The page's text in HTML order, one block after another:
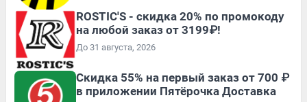
ROSTIC'S - скидка 20% по промокоду
на любой заказ от 3199₽!
До 31 августа, 2026
Скидка 55% на первый заказ от 700 ₽
в приложении Пятёрочка Доставка